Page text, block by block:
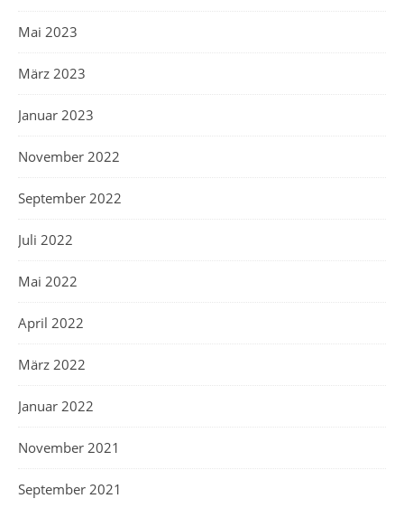
Mai 2023
März 2023
Januar 2023
November 2022
September 2022
Juli 2022
Mai 2022
April 2022
März 2022
Januar 2022
November 2021
September 2021